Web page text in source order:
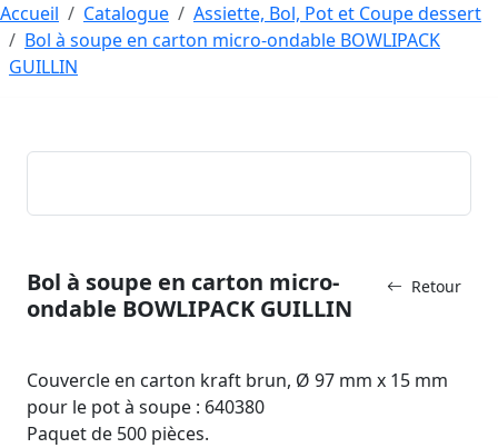
Accueil Catalogue
Assiette, Bol, Pot et Coupe dessert
Bol à soupe en carton micro-ondable BOWLIPACK
GUILLIN
Retour
Bol à soupe en carton micro-
ondable BOWLIPACK GUILLIN
Couvercle en carton kraft brun, Ø 97 mm x 15 mm
pour le pot à soupe : 640380
Paquet de 500 pièces.